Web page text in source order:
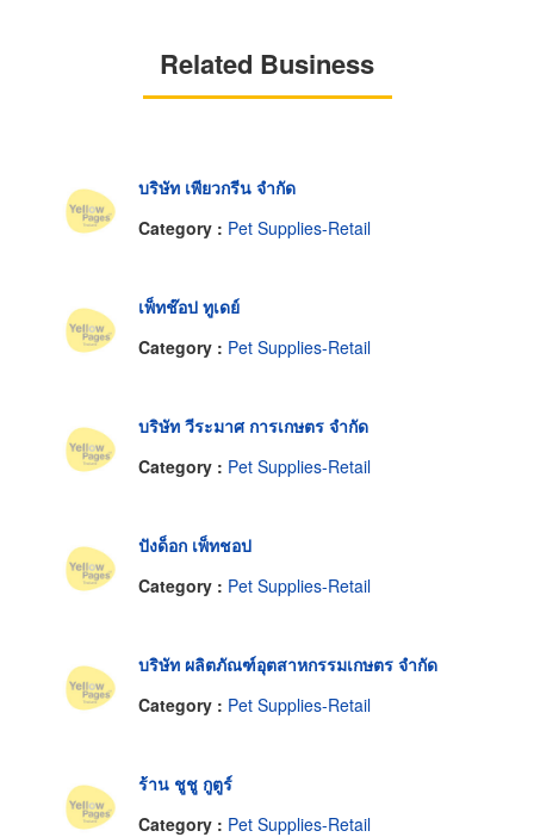
Related Business
บริษัท เพียวกรีน จำกัด
Category : Pet Supplies-Retail
เพ็ทช๊อป ทูเดย์
Category : Pet Supplies-Retail
บริษัท วีระมาศ การเกษตร จำกัด
Category : Pet Supplies-Retail
ปังด็อก เพ็ทชอป
Category : Pet Supplies-Retail
บริษัท ผลิตภัณฑ์อุตสาหกรรมเกษตร จำกัด
Category : Pet Supplies-Retail
ร้าน ชูชู กูตูร์
Category : Pet Supplies-Retail